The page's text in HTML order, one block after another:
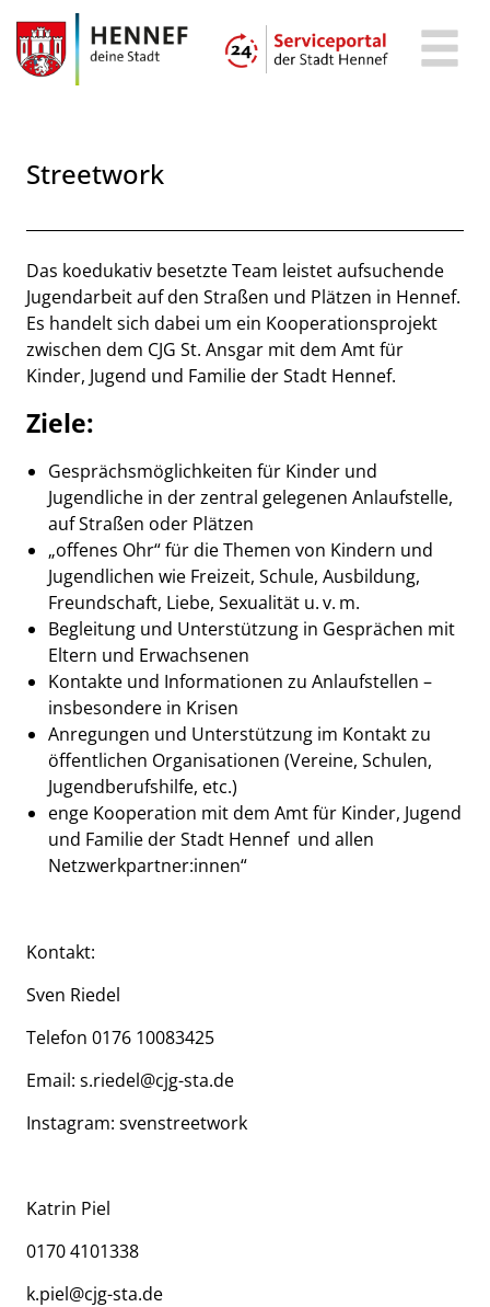
Zum Hauptinhalt springen
Zum Header
Zum Hauptinhalt
Zum Footer
Streetwork
Beschreibung
Das koedukativ besetzte Team leistet aufsuchende
Jugendarbeit auf den Straßen und Plätzen in Hennef.
Es handelt sich dabei um ein Kooperationsprojekt
zwischen dem CJG St. Ansgar mit dem Amt für
Kinder, Jugend und Familie der Stadt Hennef.
Ziele:
Gesprächsmöglichkeiten für Kinder und
Jugendliche in der zentral gelegenen Anlaufstelle,
auf Straßen oder Plätzen
„offenes Ohr“ für die Themen von Kindern und
Jugendlichen wie Freizeit, Schule, Ausbildung,
Freundschaft, Liebe, Sexualität u. v. m.
Begleitung und Unterstützung in Gesprächen mit
Eltern und Erwachsenen
Kontakte und Informationen zu Anlaufstellen –
insbesondere in Krisen
Anregungen und Unterstützung im Kontakt zu
öffentlichen Organisationen (Vereine, Schulen,
Jugendberufshilfe, etc.)
enge Kooperation mit dem Amt für Kinder, Jugend
und Familie der Stadt Hennef und allen
Netzwerkpartner:innen“
Kontakt:
Sven Riedel
Telefon 0176 10083425
Email: s.riedel@cjg-sta.de
Instagram: svenstreetwork
Katrin Piel
0170 4101338
k.piel@cjg-sta.de